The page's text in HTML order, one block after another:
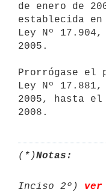
de enero de
establecida
Ley Nº
2005.
Prorrógase el
Ley Nº
2005, hasta el
(*)Notas:
Inciso 2º) ver